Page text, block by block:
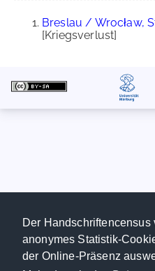
Der Handschriftencensus
anonymes Statistik-
der Online-Präsenz
Breslau / Wrocław,
[Kriegsverlust]